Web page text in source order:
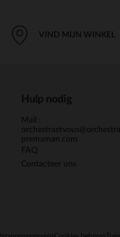
VIND MIJN WINKEL
Hulp nodig
Mail :
orchestraetvous@orchestra-
premaman.com
FAQ
Contacteer ons